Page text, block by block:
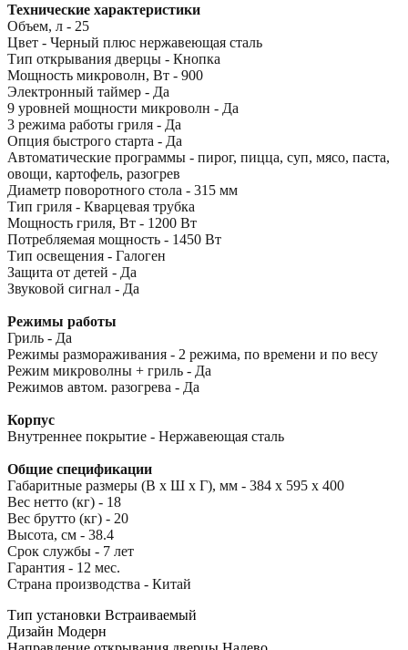
Технические характеристики
Объем, л - 25
Цвет - Черный плюс нержавеющая сталь
Тип открывания дверцы - Кнопка
Mощность микроволн, Вт - 900
Электронный таймер - Да
9 уровней мощности микроволн - Да
3 режима работы гриля - Да
Опция быстрого старта - Да
Автоматические программы - пирог, пицца, суп, мясо, паста,
овощи, картофель, разогрев
Диаметр поворотного стола - 315 мм
Тип гриля - Кварцевая трубка
Мощность гриля, Вт - 1200 Вт
Потребляемая мощность - 1450 Вт
Тип освещения - Галоген
Защита от детей - Да
Звуковой сигнал - Да
Режимы работы
Гриль - Да
Режимы размораживания - 2 режима, по времени и по весу
Режим микроволны + гриль - Да
Режимов автом. разогрева - Да
Корпус
Внутреннее покрытие - Нержавеющая сталь
Общие спецификации
Габаритные размеры (В x Ш x Г), мм - 384 х 595 х 400
Вес нетто (кг) - 18
Вес брутто (кг) - 20
Высота, см - 38.4
Срок службы - 7 лет
Гарантия - 12 мес.
Страна производства - Китай
Тип установки Встраиваемый
Дизайн Модерн